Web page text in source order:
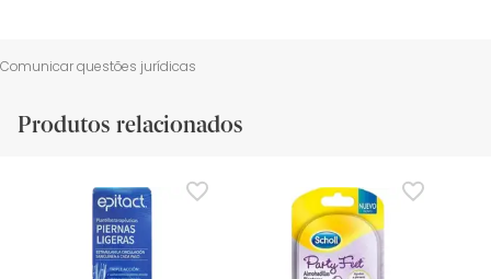
Comunicar questões jurídicas
Produtos relacionados